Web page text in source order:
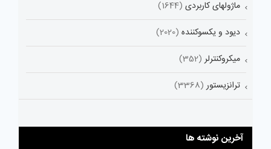
ماژولهای کاربردی (1644)
دیود و یکسوکننده (2020)
میکروکنترلر (352)
ترانزیستور (3368)
آخرین نوشته ها